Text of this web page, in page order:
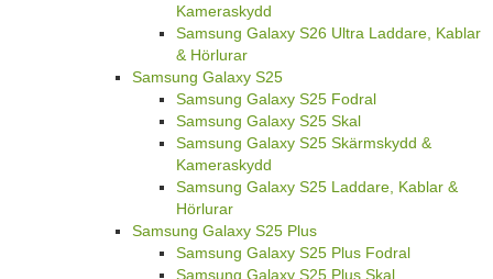
Kameraskydd
Samsung Galaxy S26 Ultra Laddare, Kablar
& Hörlurar
Samsung Galaxy S25
Samsung Galaxy S25 Fodral
Samsung Galaxy S25 Skal
Samsung Galaxy S25 Skärmskydd &
Kameraskydd
Samsung Galaxy S25 Laddare, Kablar &
Hörlurar
Samsung Galaxy S25 Plus
Samsung Galaxy S25 Plus Fodral
Samsung Galaxy S25 Plus Skal